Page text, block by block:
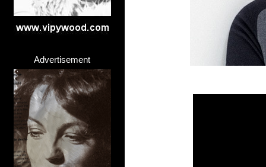
Advertisement